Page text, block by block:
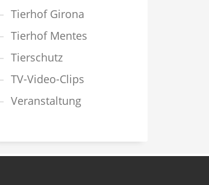
Tierhof Girona
Tierhof Mentes
Tierschutz
TV-Video-Clips
Veranstaltung